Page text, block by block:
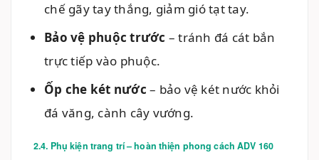
chế gãy tay thắng, giảm gió tạt tay.
Bảo vệ phuộc trước – tránh đá cát bắn
trực tiếp vào phuộc.
Ốp che két nước – bảo vệ két nước khỏi
đá văng, cành cây vướng.
2.4. Phụ kiện trang trí – hoàn thiện phong cách ADV 160